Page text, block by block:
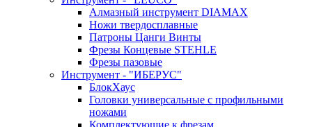
Алмазный инструмент DIAMAX
Ножи твердосплавные
Патроны Цанги Винты
Фрезы Концевые STEHLE
Фрезы пазовые
Инструмент - "ИБЕРУС"
БлокХаус
Головки универсальные с профильными
ножами